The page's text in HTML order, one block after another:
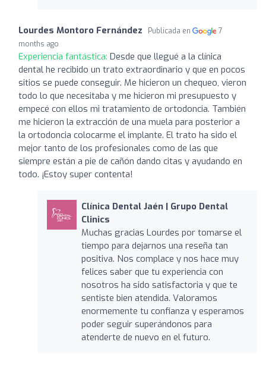
Lourdes Montoro Fernández Publicada en
7
months ago
Experiencia fantástica: Desde que llegué a la clínica
dental he recibido un trato extraordinario y que en pocos
sitios se puede conseguir. Me hicieron un chequeo, vieron
todo lo que necesitaba y me hicieron mi presupuesto y
empecé con ellos mi tratamiento de ortodoncia. También
me hicieron la extracción de una muela para posterior a
la ortodoncia colocarme el implante. El trato ha sido el
mejor tanto de los profesionales como de las que
siempre están a pie de cañón dando citas y ayudando en
todo. ¡Estoy super contenta!
Clínica Dental Jaén | Grupo Dental
Clinics
Muchas gracias Lourdes por tomarse el
tiempo para dejarnos una reseña tan
positiva. Nos complace y nos hace muy
felices saber que tu experiencia con
nosotros ha sido satisfactoria y que te
sentiste bien atendida. Valoramos
enormemente tu confianza y esperamos
poder seguir superándonos para
atenderte de nuevo en el futuro.